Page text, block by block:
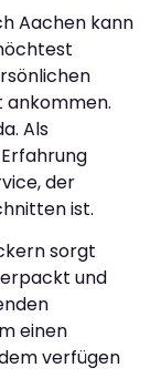
Aachen kann
ankommen.
Als
der
ist.
sorgt
und
einen
verfügen